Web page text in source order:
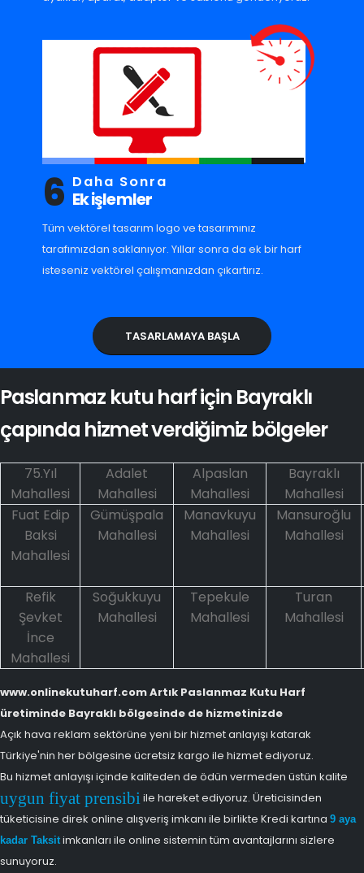
6 Daha Sonra
Ek işlemler
Tüm vektörel tasarım logo ve tasarımınız
tarafımızdan saklanıyor. Yıllar sonra da ek bir harf
isteseniz vektörel çalışmanızdan çıkartırız.
TASARLAMAYA BAŞLA
Paslanmaz kutu harf için Bayraklı
çapında hizmet verdiğimiz bölgeler
75.Yıl
Mahallesi
Adalet
Mahallesi
Alpaslan
Mahallesi
Bayraklı
Mahallesi
Fuat Edip
Baksi
Mahallesi
Gümüşpala
Mahallesi
Manavkuyu
Mahallesi
Mansuroğlu
Mahallesi
Refik
Şevket
İnce
Mahallesi
Soğukkuyu
Mahallesi
Tepekule
Mahallesi
Turan
Mahallesi
www.onlinekutuharf.com Artık Paslanmaz Kutu Harf
üretiminde Bayraklı bölgesinde de hizmetinizde
Açık hava reklam sektörüne yeni bir hizmet anlayışı katarak
Türkiye'nin her bölgesine ücretsiz kargo ile hizmet ediyoruz.
Bu hizmet anlayışı içinde kaliteden de ödün vermeden üstün kalite
uygun fiyat prensibi ile hareket ediyoruz. Üreticisinden
tüketicisine direk online alışveriş imkanı ile birlikte Kredi kartına 9 aya
kadar Taksitimkanları ile online sistemin tüm avantajlarını sizlere
sunuyoruz.